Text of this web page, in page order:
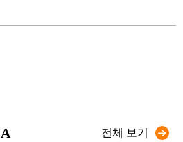
전체 보기